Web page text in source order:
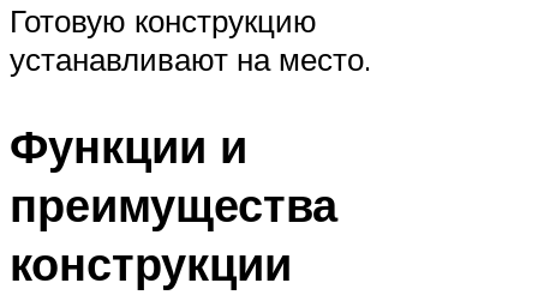
Готовую конструкцию
устанавливают на место.
Функции и
преимущества
конструкции